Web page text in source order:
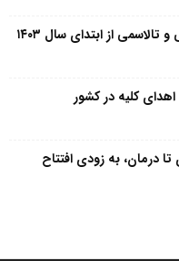
از ابتدای سال ۱۴۰۳
کلیه در کشور
درمان، به زودی افتتاح